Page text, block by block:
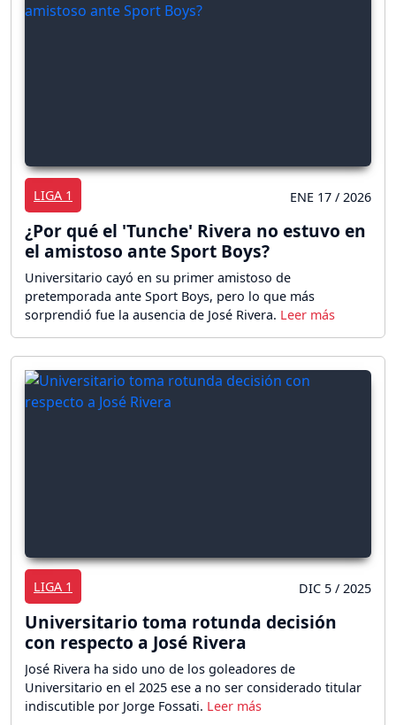
LIGA 1 ENE 17 / 2026
¿Por qué el 'Tunche' Rivera no estuvo en
el amistoso ante Sport Boys?
Universitario cayó en su primer amistoso de
pretemporada ante Sport Boys, pero lo que más
sorprendió fue la ausencia de José Rivera.
LIGA 1 DIC 5 / 2025
Universitario toma rotunda decisión
con respecto a José Rivera
José Rivera ha sido uno de los goleadores de
Universitario en el 2025 ese a no ser considerado titular
indiscutible por Jorge Fossati.